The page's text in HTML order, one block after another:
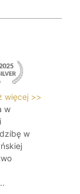
więcej >>
w
w